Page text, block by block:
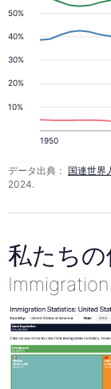
10%
20%
30%
40%
50%
1950
データ出典： 国連世界
2024.
私たち